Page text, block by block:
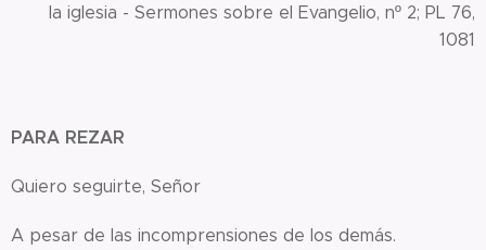
la iglesia - Sermones sobre el Evangelio, nº 2; PL 76,
1081
PARA REZAR
Quiero seguirte, Señor
A pesar de las incomprensiones de los demás.